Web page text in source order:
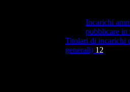
Incarichi
pubblicare in
Titolari di incarichi
generali) 12